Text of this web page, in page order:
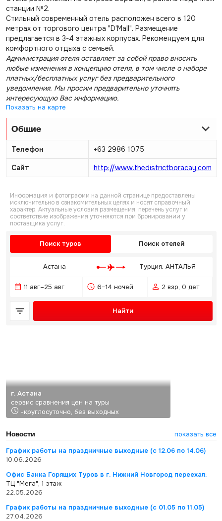
станции №2.
Стильный современный отель расположен всего в 120
метрах от торгового центра "D'Mall". Размещение
предлагается в 3-4 этажных корпусах. Рекомендуем для
комфортного отдыха с семьей.
Администрация отеля оставляет за собой право вносить
любые изменения в концепцию отеля, в том числе о наборе
платных/бесплатных услуг без предварительного
уведомления. Мы просим предварительно уточнять
интересующую Вас информацию.
Показать на карте
Общие
Телефон +63 2986 1075
Сайт http://www.thedistrictboracay.com
Информация и фотографии на данной странице предоставлены
исключительно в ознакомительных целях и носят справочный
характер. Актуальные условия размещения, перечень услуг и
соответствие изображения уточняются при бронировании у
поставщика услуг.
Поиск туров Поиск отелей
Астана Турция: АНТАЛЬЯ
11 авг–25 авг 6–14 ночей 2 взр, 0 дет
Найти
г. Астана
сервис сравнения цен на туры
-круглосуточно, без выходных
Новости
показать все
График работы на праздничные выходные (с 12.06 по 14.06)
10.06.2026
Офис Банка Горящих Туров в г. Нижний Новгород переехал:
ТЦ "Мега", 1 этаж
22.05.2026
График работы на праздничные выходные (с 01.05 по 11.05)
27.04.2026